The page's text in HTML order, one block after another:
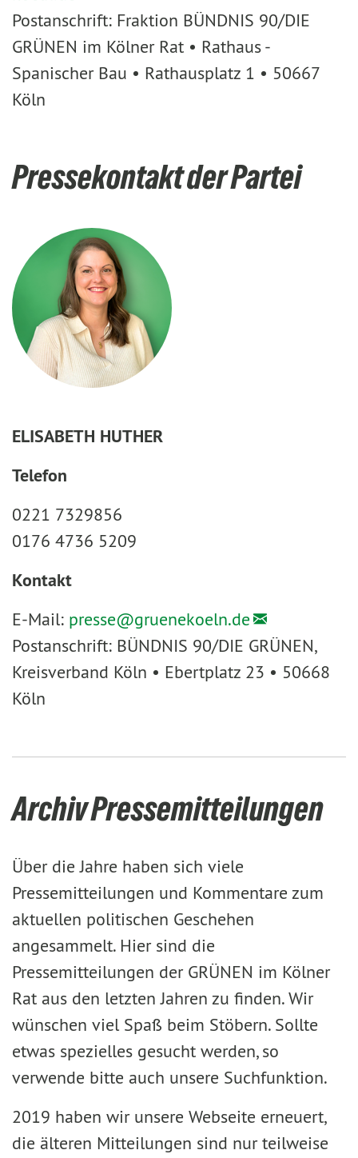
Postanschrift: Fraktion BÜNDNIS 90/DIE
GRÜNEN im Kölner Rat • Rathaus -
Spanischer Bau • Rathausplatz 1 • 50667
Köln
Pressekontakt der Partei
ELISABETH HUTHER
Telefon
0221 7329856
0176 4736 5209
Kontakt
E-Mail: presse@gruenekoeln.de
Postanschrift: BÜNDNIS 90/DIE GRÜNEN,
Kreisverband Köln • Ebertplatz 23 • 50668
Köln
Archiv Pressemitteilungen
Über die Jahre haben sich viele
Pressemitteilungen und Kommentare zum
aktuellen politischen Geschehen
angesammelt. Hier sind die
Pressemitteilungen der GRÜNEN im Kölner
Rat aus den letzten Jahren zu finden. Wir
wünschen viel Spaß beim Stöbern. Sollte
etwas spezielles gesucht werden, so
verwende bitte auch unsere Suchfunktion.
2019 haben wir unsere Webseite erneuert,
die älteren Mitteilungen sind nur teilweise